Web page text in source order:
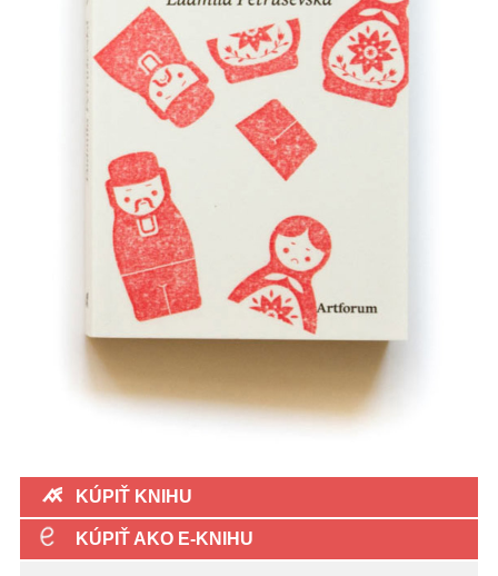
KÚPIŤ KNIHU
KÚPIŤ AKO E-KNIHU